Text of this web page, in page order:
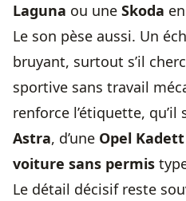
Laguna ou une Skoda
Le son pèse aussi. Un
bruyant, surtout s’il
sportive sans travail
renforce l’étiquette, qu’il
Astra, d’une Opel Kadett
voiture sans permis
Le détail décisif reste